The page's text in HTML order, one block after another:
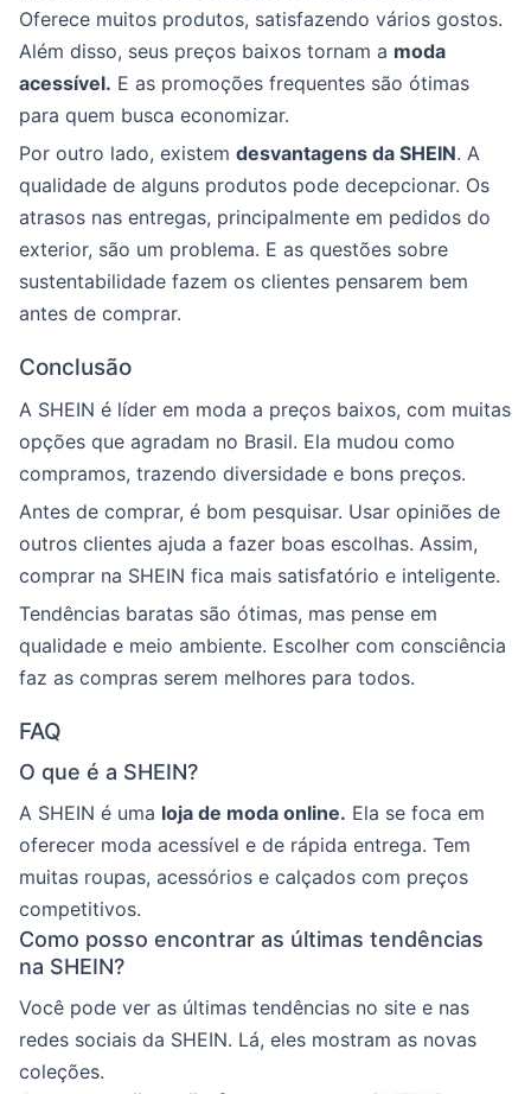
Oferece muitos produtos, satisfazendo vários gostos.
Além disso, seus preços baixos tornam a moda
acessível. E as promoções frequentes são ótimas
para quem busca economizar.
Por outro lado, existem desvantagens da SHEIN. A
qualidade de alguns produtos pode decepcionar. Os
atrasos nas entregas, principalmente em pedidos do
exterior, são um problema. E as questões sobre
sustentabilidade fazem os clientes pensarem bem
antes de comprar.
Conclusão
A SHEIN é líder em moda a preços baixos, com muitas
opções que agradam no Brasil. Ela mudou como
compramos, trazendo diversidade e bons preços.
Antes de comprar, é bom pesquisar. Usar opiniões de
outros clientes ajuda a fazer boas escolhas. Assim,
comprar na SHEIN fica mais satisfatório e inteligente.
Tendências baratas são ótimas, mas pense em
qualidade e meio ambiente. Escolher com consciência
faz as compras serem melhores para todos.
FAQ
O que é a SHEIN?
A SHEIN é uma loja de moda online. Ela se foca em
oferecer moda acessível e de rápida entrega. Tem
muitas roupas, acessórios e calçados com preços
competitivos.
Como posso encontrar as últimas tendências
na SHEIN?
Você pode ver as últimas tendências no site e nas
redes sociais da SHEIN. Lá, eles mostram as novas
coleções.